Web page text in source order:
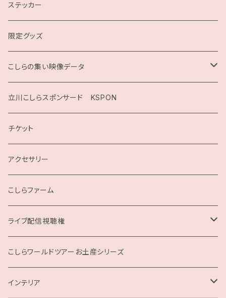
ステッカー
限定グッズ
こしらの集い映像データ
2020
2019
こしらガンベッタ
立川こしらスポンサード KSPON
チケット
アクセサリー
こしらファーム
ライブ配信視聴権
こしらの集いweb
こしらワールドツアーお土産シリーズ
インテリア